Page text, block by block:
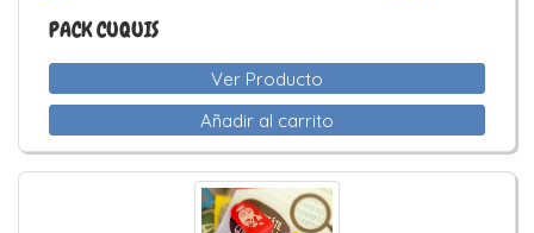
PACK CUQUIS
Ver Producto
Añadir al carrito